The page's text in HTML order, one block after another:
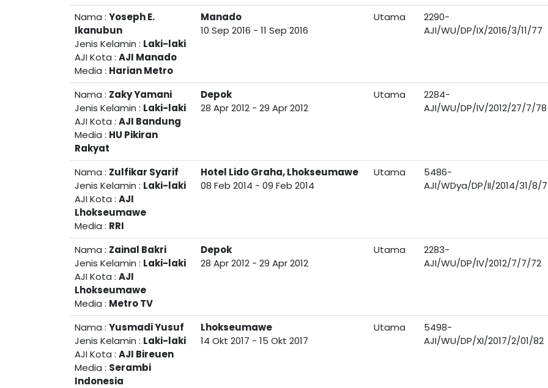
Nama : Yoseph E.
Ikanubun
Jenis Kelamin : Laki-laki
AJI Kota : AJI Manado
Media : Harian Metro
Manado
10 Sep 2016 - 11 Sep 2016
Utama
2290-
AJI/WU/DP/IX/2016/3/11/77
Nama : Zaky Yamani
Jenis Kelamin : Laki-laki
AJI Kota : AJI Bandung
Media : HU Pikiran
Rakyat
Depok
28 Apr 2012 - 29 Apr 2012
Utama
2284-
AJI/WU/DP/IV/2012/27/7/78
Nama : Zulfikar Syarif
Jenis Kelamin : Laki-laki
AJI Kota : AJI
Lhokseumawe
Media : RRI
Hotel Lido Graha, Lhokseumawe
08 Feb 2014 - 09 Feb 2014
Utama
5486-
AJI/WDya/DP/II/2014/31/8/
Nama : Zainal Bakri
Jenis Kelamin : Laki-laki
AJI Kota : AJI
Lhokseumawe
Media : Metro TV
Depok
28 Apr 2012 - 29 Apr 2012
Utama
2283-
AJI/WU/DP/IV/2012/7/7/72
Nama : Yusmadi Yusuf
Jenis Kelamin : Laki-laki
AJI Kota : AJI Bireuen
Media : Serambi
Indonesia
Lhokseumawe
14 Okt 2017 - 15 Okt 2017
Utama
5498-
AJI/WU/DP/XI/2017/2/01/82